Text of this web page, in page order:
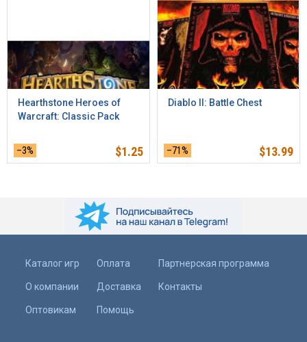
Hearthstone Heroes of
Warcraft: Classic Pack
–3% $1.25
Diablo II: Battle Chest
–71% $13.99
Каталог игр
О компании
Оптовикам
Оплата
Доставка
Помощь
Партнерская программа
Контакты